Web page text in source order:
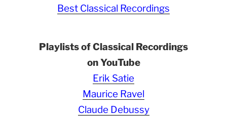
Best Classical Recordings
Playlists of Classical Recordings
on YouTube
Erik Satie
Maurice Ravel
Claude Debussy